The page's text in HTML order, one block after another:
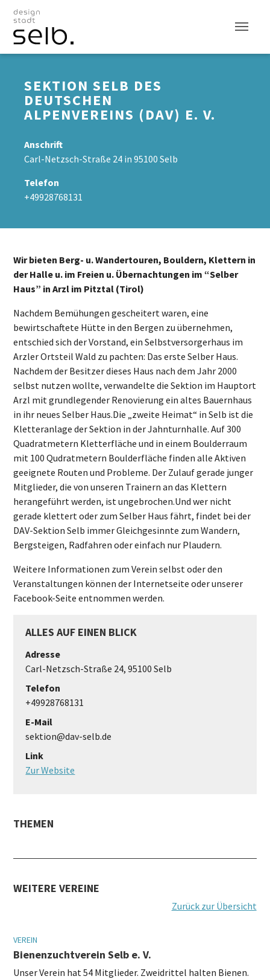
Zum Hauptinhalt
SEKTION SELB DES
DEUTSCHEN
ALPENVEREINS (DAV) E. V.
Anschrift
Carl-Netzsch-Straße 24 in 95100 Selb
Telefon
+49928768131
Wir bieten Berg- u. Wandertouren, Bouldern, Klettern in
der Halle u. im Freien u. Übernachtungen im “Selber
Haus” in Arzl im Pitztal (Tirol)
Nachdem Bemühungen gescheitert waren, eine
bewirtschaftete Hütte in den Bergen zu übernehmen,
entschied sich der Vorstand, ein Selbstversorgerhaus im
Arzler Ortsteil Wald zu pachten: Das erste Selber Haus.
Nachdem der Besitzer dieses Haus nach dem Jahr 2000
selbst nutzen wollte, verwandelte die Sektion im Hauptort
Arzl mit grundlegender Renovierung ein altes Bauernhaus
in ihr neues Selber Haus.Die „zweite Heimat“ in Selb ist die
Kletteranlage der Sektion in der Jahnturnhalle. Auf 300
Quadratmetern Kletterfläche und in einem Boulderraum
mit 100 Qudratmetern Boulderfläche finden alle Aktiven
geeignete Routen und Probleme. Der Zulauf gerade junger
Mitglieder, die von unseren Trainern an das Klettern
herangeführt werden, ist ungebrochen.Und wer nicht
gerade klettert oder zum Selber Haus fährt, findet bei der
DAV-Sektion Selb immer Gleichgesinnte zum Wandern,
Bergsteigen, Radfahren oder einfach nur Plaudern.
Weitere Informationen zum Verein selbst oder den
Veranstaltungen können der Internetseite oder unserer
Facebook-Seite entnommen werden.
ALLES AUF EINEN BLICK
Adresse
Carl-Netzsch-Straße 24, 95100 Selb
Telefon
+49928768131
E-Mail
sektion@dav-selb.de
Link
Zur Website
THEMEN
WEITERE VEREINE
Zurück zur Übersicht
VEREIN
Bienenzuchtverein Selb e. V.
Unser Verein hat 54 Mitglieder. Zweidrittel halten Bienen.